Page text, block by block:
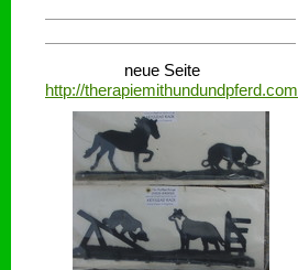
neue Seite
http://therapiemithundundpferd.com